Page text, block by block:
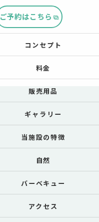
ご予約はこちら
コンセプト
料金
販売用品
ギャラリー
当施設の特徴
自然
バーベキュー
アクセス